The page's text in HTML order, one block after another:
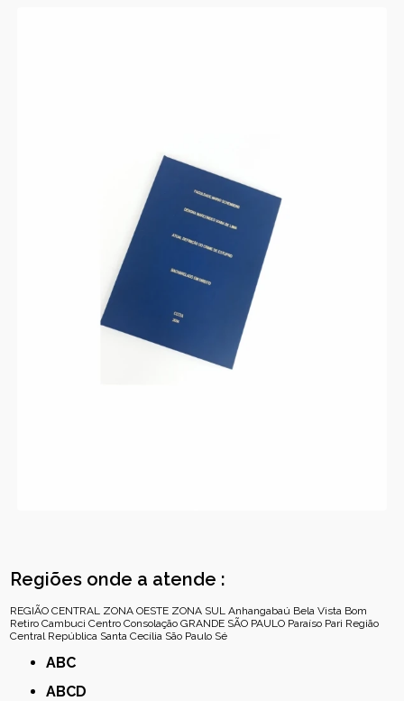
Regiões onde a atende :
REGIÃO CENTRAL ZONA OESTE ZONA SUL Anhangabaú Bela Vista Bom
Retiro Cambuci Centro Consolação GRANDE SÃO PAULO Paraíso Pari Região
Central República Santa Cecília São Paulo Sé
ABC
ABCD